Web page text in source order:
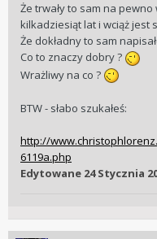
Że trwały to sam na
kilkadziesiąt lat i wciąż jest
Że dokładny to sam
Co to znaczy dobry ?
Wrażliwy na co ?
BTW - słabo szukałeś:
http://
6119a.php
Edytowane 24 Stycznia